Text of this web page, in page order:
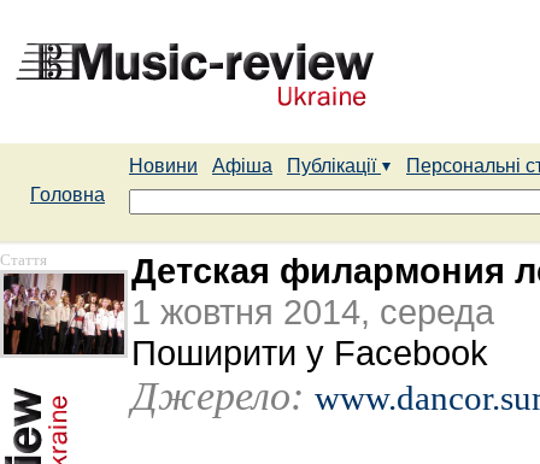
Новини Афіша Публікації
Персональні
Головна
Стаття
Детская филармония
1 жовтня 2014, середа
Поширити у Facebook
Джерело: